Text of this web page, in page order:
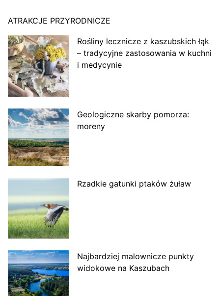
ATRAKCJE PRZYRODNICZE
Rośliny lecznicze z kaszubskich łąk
– tradycyjne zastosowania w kuchni
i medycynie
Geologiczne skarby pomorza:
moreny
Rzadkie gatunki ptaków żuław
Najbardziej malownicze punkty
widokowe na Kaszubach